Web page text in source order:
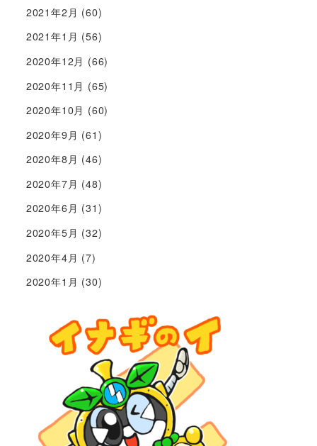
2021年2月 (60)
2021年1月 (56)
2020年12月 (66)
2020年11月 (65)
2020年10月 (60)
2020年9月 (61)
2020年8月 (46)
2020年7月 (48)
2020年6月 (31)
2020年5月 (32)
2020年4月 (7)
2020年1月 (30)